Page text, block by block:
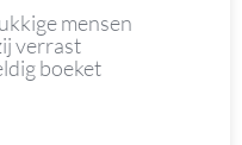
mensen
verrast
boeket